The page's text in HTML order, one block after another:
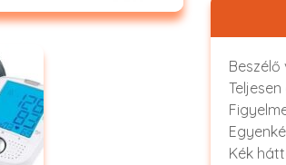
Beszélő
Kék